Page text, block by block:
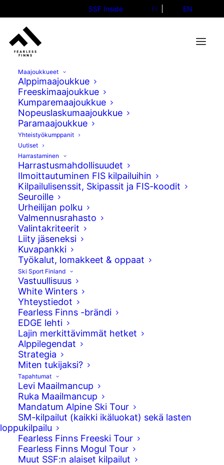
SSF Inside FI EN
Maajoukkueet
Alppimaajoukkue
Freeskimaajoukkue
Kumparemaajoukkue
Nopeuslaskumaajoukkue
Paramaajoukkue
Yhteistyökumppanit
Uutiset
Harrastaminen
Harrastusmahdollisuudet
Ilmoittautuminen FIS kilpailuihin
Kilpailulisenssit, Skipassit ja FIS-koodit
Seuroille
Urheilijan polku
Valmennusrahasto
Valintakriteerit
Liity jäseneksi
Kuvapankki
Työkalut, lomakkeet & oppaat
Ski Sport Finland
Vastuullisuus
White Winters
Yhteystiedot
Fearless Finns -brändi
EDGE lehti
Lajin merkittävimmät hetket
Alppilegendat
Strategia
Miten tukijaksi?
Tapahtumat
Levi Maailmancup
Ruka Maailmancup
Mandatum Alpine Ski Tour
SM-kilpailut (kaikki ikäluokat) sekä lasten
loppukilpailu
Fearless Finns Freeski Tour
Fearless Finns Mogul Tour
Muut SSF:n alaiset kilpailut
Elias Syrjä
A-maajoukkue
Syntymäaika
28.08.1998
Seura
Freestyleseura Moebius